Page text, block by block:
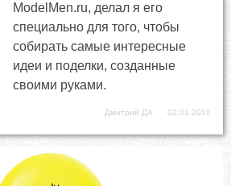
ModelMen.ru, делал я его
специально для того, чтобы
собирать самые интересные
идеи и поделки, созданные
своими руками.
Дмитрий ДА 02.01.2010